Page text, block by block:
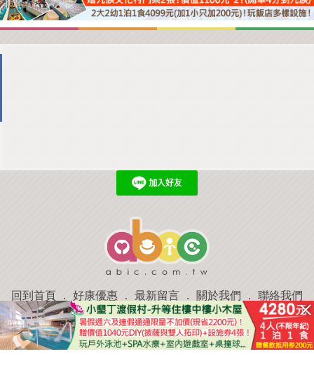
回到首頁 ． 好康優惠 ． 最新留言 ． 關於我們 ． 聯絡我們
部落格微件．商家合作．討論區．推薦景點． APP下載
羿磊資訊 服務條款&隱私權政策